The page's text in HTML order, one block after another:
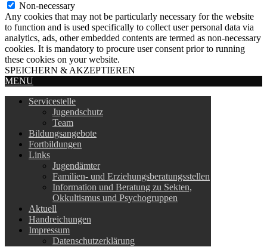
Non-necessary
Any cookies that may not be particularly necessary for the website
to function and is used specifically to collect user personal data via
analytics, ads, other embedded contents are termed as non-necessary
cookies. It is mandatory to procure user consent prior to running
these cookies on your website.
SPEICHERN & AKZEPTIEREN
MENU
Servicestelle
Jugendschutz
Team
Bildungsangebote
Fortbildungen
Links
Jugendämter
Familien- und Erziehungsberatungsstellen
Information und Beratung zu Sekten,
Okkultismus und Psychogruppen
Aktuell
Handreichungen
Impressum
Datenschutzerklärung